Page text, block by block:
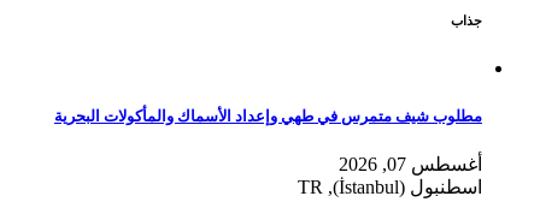
جذاب
مطلوب شيف متمرس في طهي وإعداد الأسماك والمأكولات البحرية
أغسطس 07, 2026
اسطنبول (İstanbul), TR